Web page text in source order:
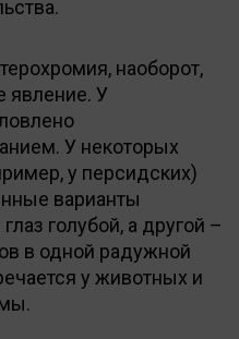
наоборот,
явление. У
У некоторых
у персидских)
варианты
голубой, а другой –
в одной радужной
у животных и